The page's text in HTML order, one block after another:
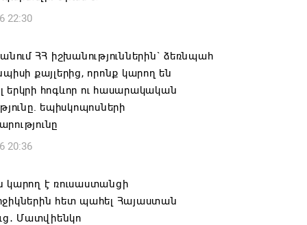
22:30
ՀՀ իշխանություններին` ձեռնպահ
քայլերից, որոնք կարող են
երկրի հոգևոր ու հասարակական
եպիսկոպոսների
20:36
կարող է ռուսաստանցի
հետ պահել Հայաստան
Մատվիենկո